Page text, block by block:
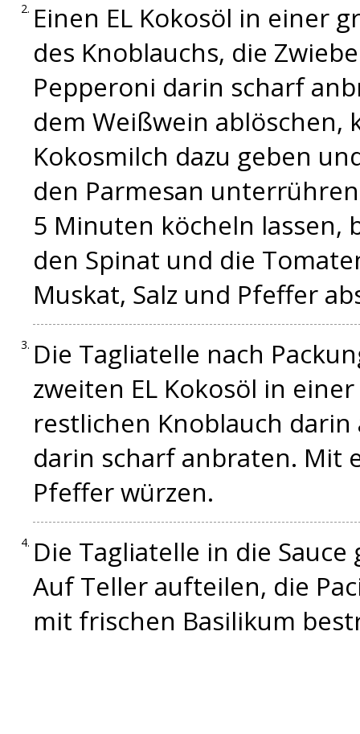
Einen EL Kokosöl in einer
des Knoblauchs, die
Pepperoni darin scharf
dem Weißwein ablöschen,
Kokosmilch dazu geben
den Parmesan
5 Minuten köcheln lassen,
den Spinat und die
Muskat, Salz und Pfeffer
Die Tagliatelle nach
zweiten EL Kokosöl in
restlichen Knoblauch
darin scharf anbraten. Mit
Pfeffer würzen.
Die Tagliatelle in die
Auf Teller aufteilen, die
mit frischen Basilikum